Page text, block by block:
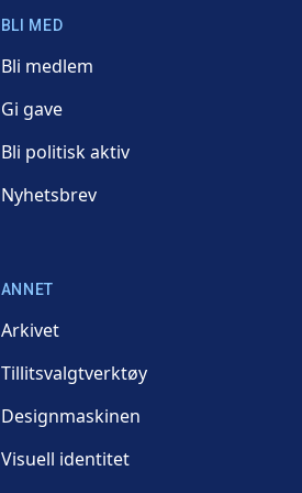
BLI MED
Bli medlem
Gi gave
Bli politisk aktiv
Nyhetsbrev
ANNET
Arkivet
Tillitsvalgtverktøy
Designmaskinen
Visuell identitet